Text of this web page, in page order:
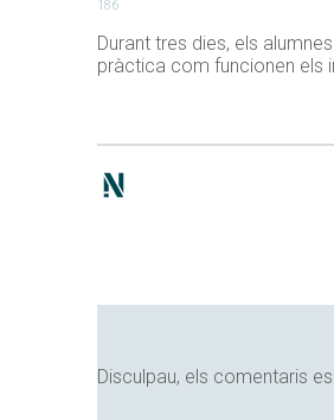
186
Durant tres dies, els
pràctica com funcionen els
Disculpau, els comentaris